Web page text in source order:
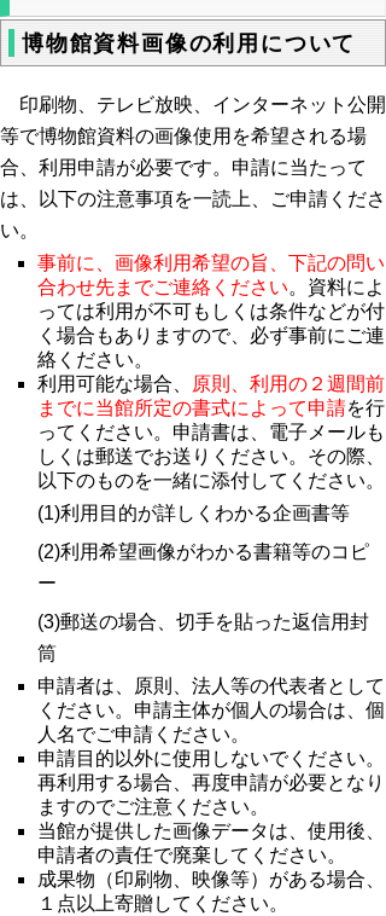
博物館資料画像の利用について
印刷物、テレビ放映、インターネット公開
等で博物館資料の画像使用を希望される場
合、利用申請が必要です。申請に当たって
は、以下の注意事項を一読上、ご申請くださ
い。
事前に、画像利用希望の旨、下記の問い
合わせ先までご連絡ください。資料によ
っては利用が不可もしくは条件などが付
く場合もありますので、必ず事前にご連
絡ください。
利用可能な場合、 原則、利用の２週間前
までに当館所定の書式によって申請を行
ってください。申請書は、 電子メールも
しくは郵送でお送りください。 その際、
以下のものを一緒に添付してください。
(1)利用目的が詳しくわかる企画書等
(2)利用希望画像がわかる書籍等のコピ
ー
(3)郵送の場合、切手を貼った返信用封
筒
申請者は、原則、法人等の代表者として
ください。申請主体が個人の場合は、個
人名でご申請ください。
申請目的以外に使用しないでください。
再利用する場合、再度申請が必要となり
ますのでご注意ください。
当館が提供した画像データは、使用後、
申請者の責任で廃棄してください。
成果物（印刷物、映像等）がある場合、
１点以上寄贈してください。